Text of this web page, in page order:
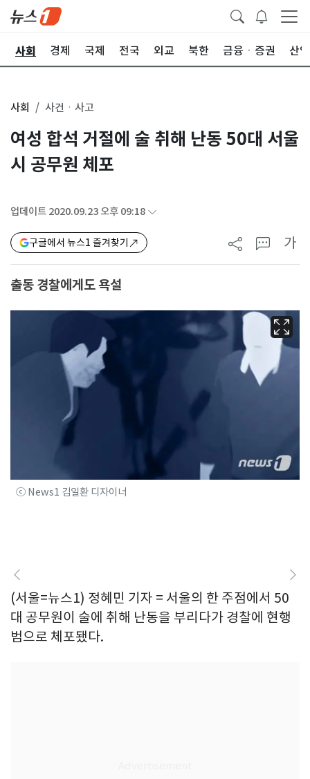
사회 경제 국제 전국 외교 북한 금융ㆍ증권 산업
사회 사건ㆍ사고
여성 합석 거절에 술 취해 난동 50대 서울
시 공무원 체포
업데이트 2020.09.23 오후 09:18
구글에서 뉴스1 즐겨찾기 가
출동 경찰에게도 욕설
ⓒ News1 김일환 디자이너
(서울=뉴스1) 정혜민 기자 = 서울의 한 주점에서 50
대 공무원이 술에 취해 난동을 부리다가 경찰에 현행
범으로 체포됐다.